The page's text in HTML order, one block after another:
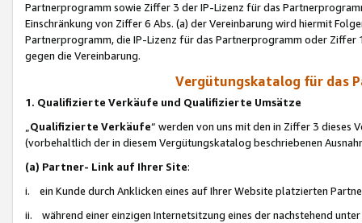
Partnerprogramm sowie Ziffer 3 der IP-Lizenz für das
Einschränkung von Ziffer 6 Abs. (a) der Vereinbarung wird hiermit
Partnerprogramm, die IP-Lizenz für das Partnerprogramm oder
gegen die Vereinbarung.
Vergütungskatalog für das
1. Qualifizierte Verkäufe und Qualifizierte Umsätze
Qualifizierte Verkäufe“ werden von uns mit den in Ziffer 3
(vorbehaltlich der in diesem Vergütungskatalog beschriebenen
(a) Partner- Link auf Ihrer Site:
i. ein Kunde durch Anklicken eines auf Ihrer Website platzierten
ii. während einer einzigen Internetsitzung eines der nachstehend